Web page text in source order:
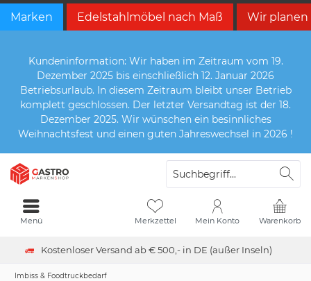
Marken Edelstahlmöbel nach Maß Wir planen
Kundeninformation: Wir haben im Zeitraum vom 19.
Dezember 2025 bis einschließlich 12. Januar 2026
Betriebsurlaub. In diesem Zeitraum bleibt unser Betrieb
komplett geschlossen. Der letzter Versandtag ist der 18.
Dezember 2025. Wir wünschen ein besinnliches
Weihnachtsfest und einen guten Jahreswechsel in 2026 !
Kostenloser Versand ab € 500,- in DE (außer Inseln)
Warenkorb
Merkzettel Mein Konto
Menü
Imbiss & Foodtruckbedarf